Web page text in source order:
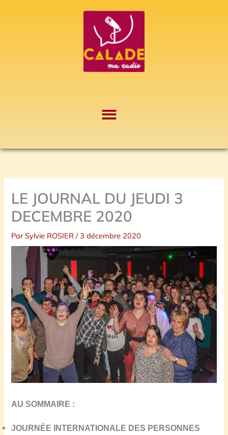
LE JOURNAL DU JEUDI 3
DECEMBRE 2020
ParSylvie ROSIER/ 3 décembre 2020
AU SOMMAIRE :
JOURNÉE INTERNATIONALE DES PERSONNES